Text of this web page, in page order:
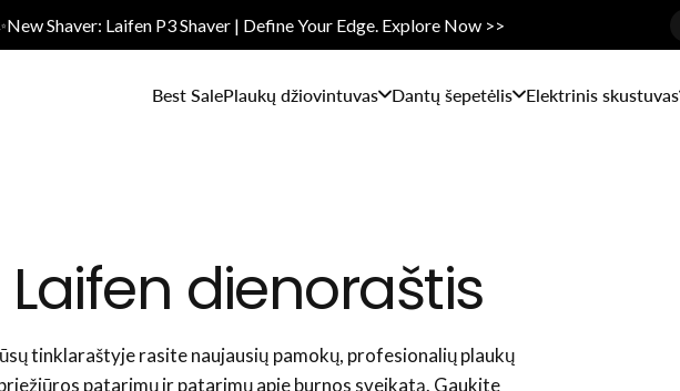
Shaver: Laifen P3 Shaver | Define Your Edge. Explore Now >>
Best SalePlaukų džiovintuvas Dantų šepetėlis Elektrinis skustuvas
Laifen dienoraštis
tinklaraštyje rasite naujausių pamokų, profesionalių plaukų
patarimų ir patarimų apie burnos sveikatą. Gaukite